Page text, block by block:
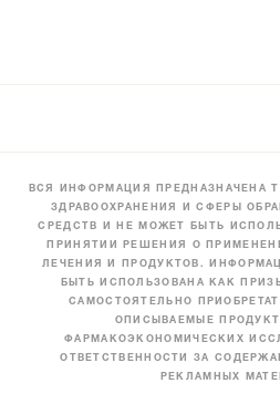
ВСЯ ИНФОРМАЦИЯ ПРЕДНАЗНАЧЕНА
ЗДРАВООХРАНЕНИЯ И СФЕРЫ
СРЕДСТВ И НЕ МОЖЕТ БЫТЬ
ПРИНЯТИИ РЕШЕНИЯ О
ЛЕЧЕНИЯ И ПРОДУКТОВ.
БЫТЬ ИСПОЛЬЗОВАНА КАК
САМОСТОЯТЕЛЬНО
ОПИСЫВАЕМЫЕ
ФАРМАКОЭКОНОМИЧЕСКИХ
ОТВЕТСТВЕННОСТИ ЗА
РЕКЛАМНЫХ